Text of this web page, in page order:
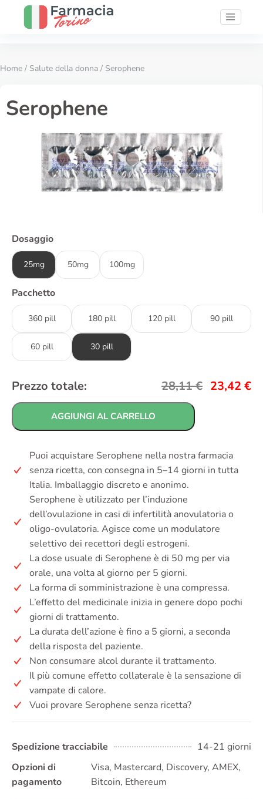
Home / Salute della donna / Serophene
Serophene
Dosaggio
25mg 50mg 100mg
Pacchetto
360 pill 180 pill 120 pill 90 pill
60 pill 30 pill
Prezzo totale: 28,11€ 23,42 €
AGGIUNGI AL CARRELLO
Puoi acquistare Serophene nella nostra farmacia
senza ricetta, con consegna in 5–14 giorni in tutta
Italia. Imballaggio discreto e anonimo.
Serophene è utilizzato per l’induzione
dell’ovulazione in casi di infertilità anovulatoria o
oligo-ovulatoria. Agisce come un modulatore
selettivo dei recettori degli estrogeni.
La dose usuale di Serophene è di 50 mg per via
orale, una volta al giorno per 5 giorni.
La forma di somministrazione è una compressa.
L’effetto del medicinale inizia in genere dopo pochi
giorni di trattamento.
La durata dell’azione è fino a 5 giorni, a seconda
della risposta del paziente.
Non consumare alcol durante il trattamento.
Il più comune effetto collaterale è la sensazione di
vampate di calore.
Vuoi provare Serophene senza ricetta?
Spedizione tracciabile
14-21 giorni
Opzioni di
pagamento
Visa, Mastercard, Discovery, AMEX,
Bitcoin, Ethereum